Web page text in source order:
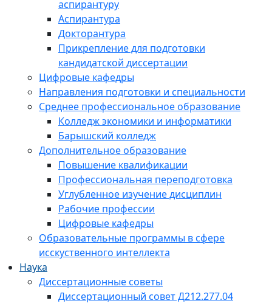
аспирантуру
Аспирантура
Докторантура
Прикрепление для подготовки
кандидатской диссертации
Цифровые кафедры
Направления подготовки и специальности
Среднее профессиональное образование
Колледж экономики и информатики
Барышский колледж
Дополнительное образование
Повышение квалификации
Профессиональная переподготовка
Углубленное изучение дисциплин
Рабочие профессии
Цифровые кафедры
Образовательные программы в сфере
исскуственного интеллекта
Наука
Диссертационные советы
Диссертационный совет Д212.277.04